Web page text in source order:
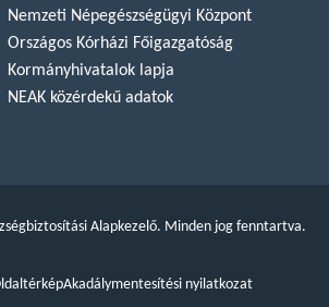
Nemzeti Népegészségügyi Központ
Országos Kórházi Főigazgatóság
Kormányhivatalok lapja
NEAK közérdekű adatok
Alapkezelő. Minden jog fenntartva.
Akadálymentesítési nyilatkozat